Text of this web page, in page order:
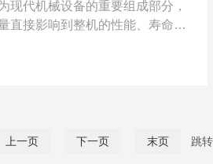
现代机械设备的重要组成部分，
直接影响到整机的性能、寿命以
确保其满足功能需求、加工可行
际工作环境和使用条件，合理确
上一页 下一页 末页 跳